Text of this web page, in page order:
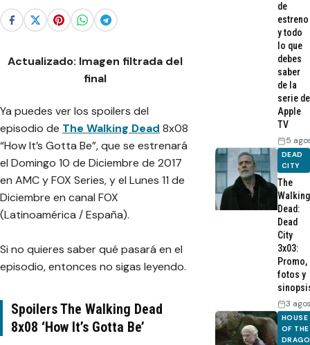
Actualizado: Imagen filtrada del
final
Ya puedes ver los spoilers del
episodio de The Walking Dead 8x08
“How It’s Gotta Be”, que se estrenará
el Domingo 10 de Diciembre de 2017
en AMC y FOX Series, y el Lunes 11 de
Diciembre en canal FOX
(Latinoamérica / España).
Si no quieres saber qué pasará en el
episodio, entonces no sigas leyendo.
Spoilers The Walking Dead
8x08 ‘How It’s Gotta Be’
de
estreno
y todo
lo que
debes
saber
de la
serie de
Apple
TV
5
DEAD
CITY
The
Walking
Dead:
Dead
City
3x03:
Promo,
fotos y
3
HOUSE
OF THE